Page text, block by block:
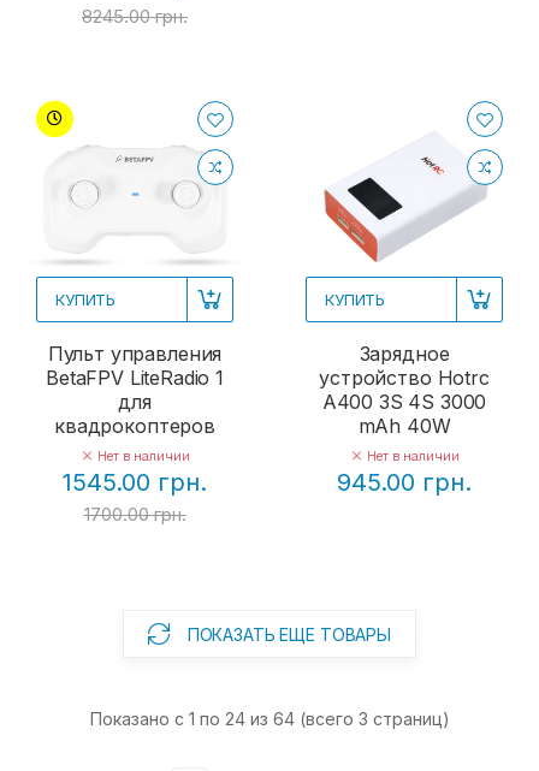
8245.00 грн.
КУПИТЬ
Пульт управления
BetaFPV LiteRadio 1
для
квадрокоптеров
Нет в наличии
1545.00 грн.
1700.00 грн.
КУПИТЬ
Зарядное
устройство Hotrc
A400 3S 4S 3000
mAh 40W
Нет в наличии
945.00 грн.
ПОКАЗАТЬ ЕЩЕ ТОВАРЫ
Показано с 1 по 24 из 64 (всего 3 страниц)